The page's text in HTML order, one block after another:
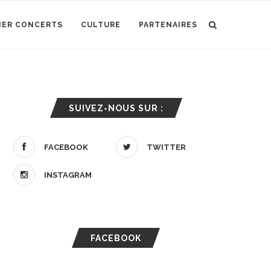
CONCERTS CULTURE PARTENAIRES
SUIVEZ-NOUS SUR :
FACEBOOK TWITTER
INSTAGRAM
FACEBOOK